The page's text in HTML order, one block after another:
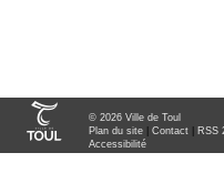
© 2026 Ville de Toul
Plan du site
Contact RSS
Accessibilité